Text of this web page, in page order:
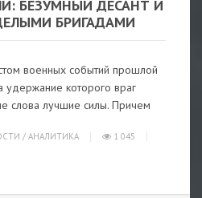
БЕЗУМНЫЙ ДЕСАНТ И
БРИГАДАМИ
военных событий прошлой
удержание которого враг
слова лучшие силы. Причем
/ АНАЛИТИКА
1 045